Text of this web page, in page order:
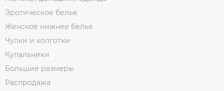
Эротическое белье
Женское нижнее белье
Чулки и колготки
Купальники
Большие размеры
Распродажа